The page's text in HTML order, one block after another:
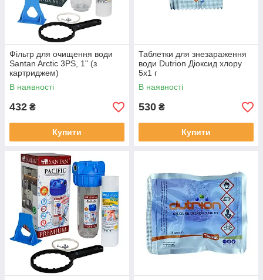
Фільтр для очищення води
Santan Arctic 3PS, 1" (з
картриджем)
В наявності
432 ₴
Купити
Таблетки для знезараження
води Dutrion Діоксид хлору
5х1 г
В наявності
530 ₴
Купити